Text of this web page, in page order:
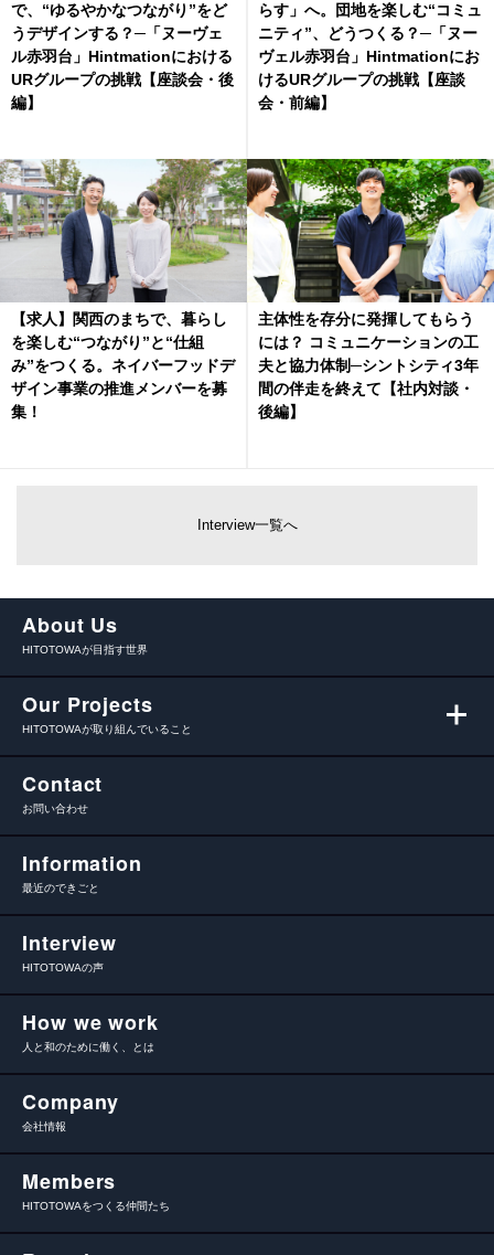
で、“ゆるやかなつながり”をど
うデザインする？─「ヌーヴェ
ル赤羽台」Hintmationにおける
URグループの挑戦【座談会・後
編】
らす」へ。団地を楽しむ“コミュ
ニティ”、どうつくる？─「ヌー
ヴェル赤羽台」Hintmationにお
けるURグループの挑戦【座談
会・前編】
【求人】関西のまちで、暮らし
を楽しむ“つながり”と“仕組
み”をつくる。ネイバーフッドデ
ザイン事業の推進メンバーを募
集！
主体性を存分に発揮してもらう
には？ コミュニケーションの工
夫と協力体制─シントシティ3年
間の伴走を終えて【社内対談・
後編】
Interview一覧へ
About Us
HITOTOWAが目指す世界
Our Projects
HITOTOWAが取り組んでいること
Contact
お問い合わせ
Information
最近のできごと
Interview
HITOTOWAの声
How we work
人と和のために働く、とは
Company
会社情報
Members
HITOTOWAをつくる仲間たち